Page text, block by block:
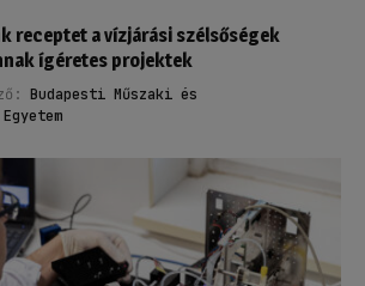
receptet a vízjárási szélsőségek
ígéretes projektek
Budapesti Műszaki és